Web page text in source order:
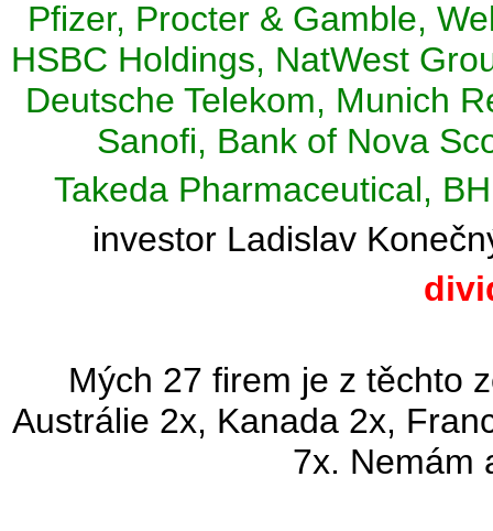
Pfizer, Procter & Gamble,
HSBC Holdings, NatWest
Deutsche Telekom, Munich
Sanofi, Bank of Nova
Takeda Pharmaceutical,
investor Ladislav
Mých 27 firem je z těchto
Austrálie 2x, Kanada 2x,
7x. Nemám